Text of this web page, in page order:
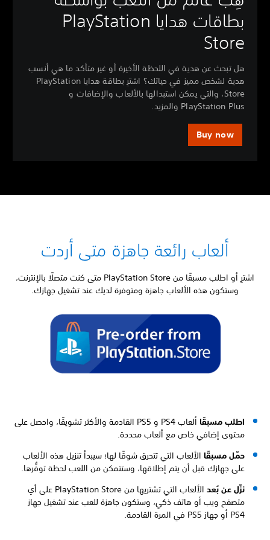
بطاقات هدايا PlayStation
Store
هل تبحث عن هدية في اللحظة الأخيرة أو غير متأكد ما هي أنسب
هدية لشخص مميز في حياتك؟ اشترِ بطاقة هدايا PlayStation
Store، والتي يمكن استبدالها بالألعاب والإضافات و
PlayStation Plus والمزيد.
Buy now
ألعاب رائعة جاهزة متى أردت
اشترِ أو اطلب مسبقًا من PlayStation Store متى كنت متصلًا بالإنترنت،
وستكون هذه الألعاب جاهزة ومتوفرة لديك عند تشغيل جهازك.
اطلب مسبقًا
ألعاب PS4 و PS5 القادمة والأكثر تشويقًا، واحصل على
محتوى إضافي خاص مع ألعاب محددة.
حمِّل مسبقًا الألعاب التي تتحرق شوقًا لها؛ سيبدأ تنزيل هذه الألعاب
على جهازك قبل أن يتم إطلاقها، وستتمكن من اللعب لحظة توفُّرها.
نزِّل عن بُعد
الألعاب التي تشتريها من PlayStation Store على أي
متصفح ويب أو هاتف ذكي، وستكون جاهزة للعب عند تشغيل جهاز
PS4 أو جهاز PS5 في المرة القادمة.